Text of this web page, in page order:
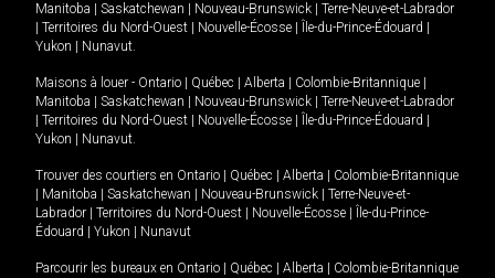
Manitoba
Saskatchewan Nouveau-Brunswick
Terre-Neuve-et-Labrador
Territoires du Nord-Ouest Nouvelle-Écosse Île-du-Prince-Édouard
Yukon
Nunavut.
Maisons à louer - Ontario Québec Alberta Colombie-Britannique
Manitoba
Saskatchewan Nouveau-Brunswick
Terre-Neuve-et-Labrador
Territoires du Nord-Ouest Nouvelle-Écosse Île-du-Prince-Édouard
Yukon
Nunavut.
Trouver des courtiers en Ontario Québec Alberta
Colombie-Britannique
Manitoba Saskatchewan Nouveau-Brunswick
Terre-Neuve-et-
Labrador
Territoires du Nord-Ouest Nouvelle-Écosse
Île-du-Prince-
Édouard
Yukon Nunavut
Parcourir les bureaux en Ontario Québec Alberta
Colombie-Britannique